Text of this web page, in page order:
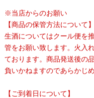
※当店からのお願い
【商品の保管方法について】
生酒についてはクール便を
管をお願い致します。火入
ております。商品発送後の
負いかねますのであらかじ
【ご到着日について】